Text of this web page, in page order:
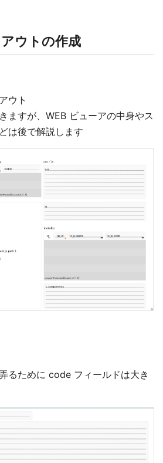
ウトの作成
ウト
ますが、WEB ビューアの中身やス
は後で解説します
るために code フィールドは大き